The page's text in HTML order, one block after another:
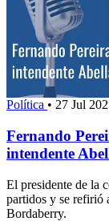
Política • 27 Jul
Fernando
intendente
El presidente de la
partidos y se refirió
Bordaberry.